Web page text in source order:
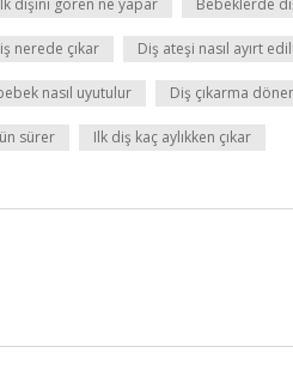
dişini gören ne yapar Bebeklerde
nerede çıkar Diş ateşi nasıl ayırt
nasıl uyutulur Diş çıkarma
sürer Ilk diş kaç aylıkken çıkar